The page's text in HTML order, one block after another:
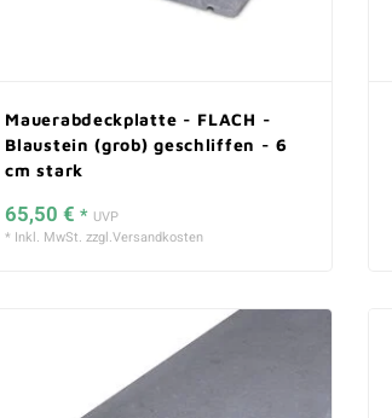
Mauerabdeckplatte - FLACH -
Blaustein (grob) geschliffen - 6
cm stark
65,50 €* UVP
* Inkl. MwSt. zzgl.Versandkosten